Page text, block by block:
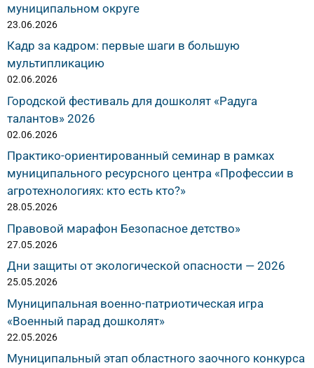
муниципальном округе
23.06.2026
Кадр за кадром: первые шаги в большую
мультипликацию
02.06.2026
Городской фестиваль для дошколят «Радуга
талантов» 2026
02.06.2026
Практико-ориентированный семинар в рамках
муниципального ресурсного центра «Профессии в
агротехнологиях: кто есть кто?»
28.05.2026
Правовой марафон Безопасное детство»
27.05.2026
Дни защиты от экологической опасности — 2026
25.05.2026
Муниципальная военно-патриотическая игра
«Военный парад дошколят»
22.05.2026
Муниципальный этап областного заочного конкурса